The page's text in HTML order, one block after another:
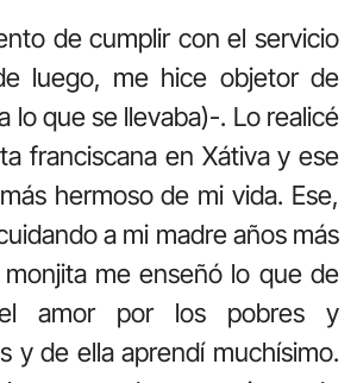
de cumplir con el servicio
luego, me hice objetor de
lo que se llevaba)-. Lo realicé
franciscana en Xátiva y ese
hermoso de mi vida. Ese,
a mi madre años más
me enseñó lo que de
amor por los pobres y
y de ella aprendí muchísimo.